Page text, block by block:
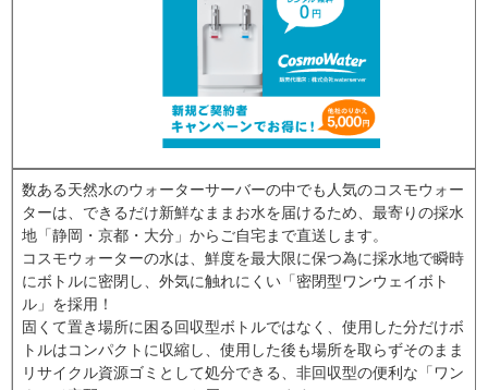
数ある天然水のウォーターサーバーの中でも人気のコスモウォー
ターは、できるだけ新鮮なままお水を届けるため、最寄りの採水
地「静岡・京都・大分」からご自宅まで直送します。
コスモウォーターの水は、鮮度を最大限に保つ為に採水地で瞬時
にボトルに密閉し、外気に触れにくい「密閉型ワンウェイボト
ル」を採用！
固くて置き場所に困る回収型ボトルではなく、使用した分だけボ
トルはコンパクトに収縮し、使用した後も場所を取らずそのまま
リサイクル資源ゴミとして処分できる、非回収型の便利な「ワン